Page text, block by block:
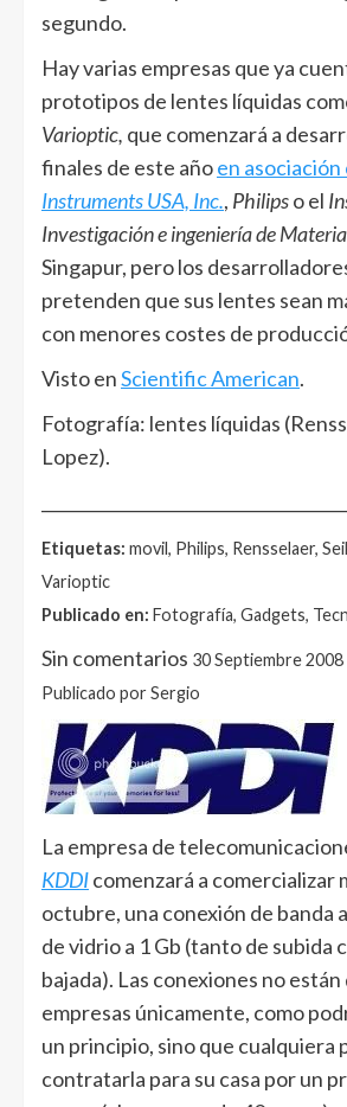
segundo.
Hay varias empresas que ya
prototipos de lentes líquidas
Varioptic, que comenzará a
finales de este añoen asociación
Instruments USA, Inc., Philipso el
Investigación e ingeniería de
Singapur, pero los
pretenden que sus lentes sean
con menores costes de
Visto enScientific American.
Fotografía: lentes líquidas
Lopez).
Etiquetas: movil, Philips, Rensselaer,
Varioptic
Publicado en: Fotografía, Gadgets,
Sin comentarios 30 Septiembre 2008
Publicado por Sergio
La empresa de
KDDIcomenzará a comercializar
octubre, una conexión de banda
de vidrio a 1 Gb (tanto de subida
bajada). Las conexiones no están
empresas únicamente, como
un principio, sino que cualquiera
contratarla para su casa por un